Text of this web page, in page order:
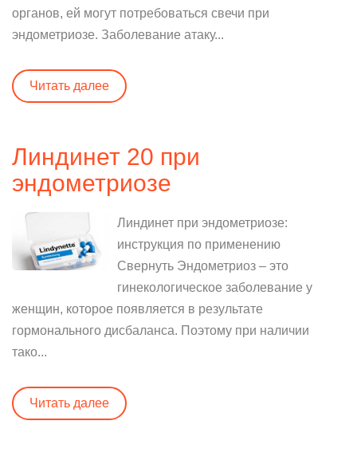
органов, ей могут потребоваться свечи при
эндометриозе. Заболевание атаку...
Читать далее
Линдинет 20 при
эндометриозе
Линдинет при эндометриозе:
инструкция по применению
Свернуть Эндометриоз – это
гинекологическое заболевание у
женщин, которое появляется в результате
гормонального дисбаланса. Поэтому при наличии
тако...
Читать далее